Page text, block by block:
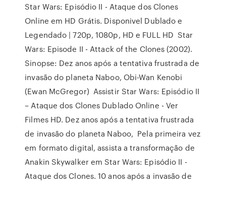
Star Wars: Episódio II - Ataque dos Clones
Online em HD Grátis. Disponivel Dublado e
Legendado | 720p, 1080p, HD e FULL HD Star
Wars: Episode II - Attack of the Clones (2002).
Sinopse: Dez anos após a tentativa frustrada de
invasão do planeta Naboo, Obi-Wan Kenobi
(Ewan McGregor) Assistir Star Wars: Episódio II
– Ataque dos Clones Dublado Online - Ver
Filmes HD. Dez anos após a tentativa frustrada
de invasão do planeta Naboo, Pela primeira vez
em formato digital, assista a transformação de
Anakin Skywalker em Star Wars: Episódio II -
Ataque dos Clones. 10 anos após a invasão de